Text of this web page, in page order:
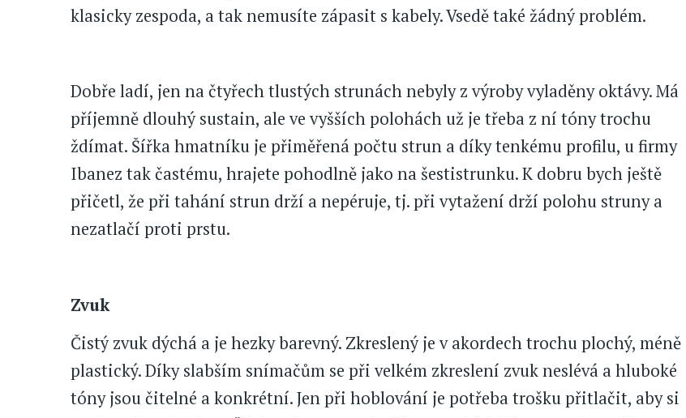
klasicky zespoda, a tak nemusíte zápasit s kabely. Vsedě také žádný problém.
Dobře ladí, jen na čtyřech tlustých strunách nebyly z výroby vyladěny oktávy. Má
příjemně dlouhý sustain, ale ve vyšších polohách už je třeba z ní tóny trochu
ždímat. Šířka hmatníku je přiměřená počtu strun a díky tenkému profilu, u firmy
Ibanez tak častému, hrajete pohodlně jako na šestistrunku. K dobru bych ještě
přičetl, že při tahání strun drží a nepéruje, tj. při vytažení drží polohu struny a
nezatlačí proti prstu.
Zvuk
Čistý zvuk dýchá a je hezky barevný. Zkreslený je v akordech trochu plochý, méně
plastický. Díky slabším snímačům se při velkém zkreslení zvuk neslévá a hluboké
tóny jsou čitelné a konkrétní. Jen při hoblování je potřeba trošku přitlačit, aby si